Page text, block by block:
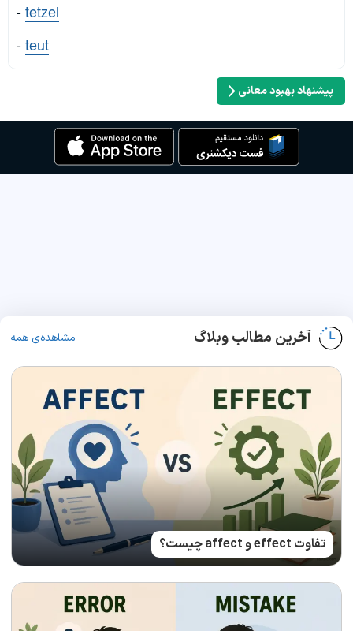
-tetzel
-teut
پیشنهاد بهبود معانی
آخرین مطالب وبلاگ مشاهده‌ی همه
تفاوت effect و affect چیست؟